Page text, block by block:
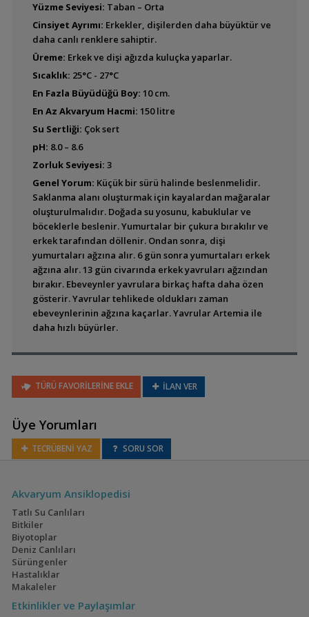
Cyprichromis zonatus
Paracyprichromis
Paracyprichromis
nigripinnis
(Nigripinnis)
Cyphotilapia frontosa
(Frontoza)
Eretmodus
Palyaçosu)
Yüzme Seviyesi: Taban – Orta
Cinsiyet Ayrımı: Erkekler, dişilerden daha büyüktür ve
daha canlı renklere sahiptir.
Üreme: Erkek ve dişi ağızda kuluçka yaparlar.
Sıcaklık: 25°C - 27°C
En Fazla Büyüdüğü Boy: 10 cm.
En Az Akvaryum Hacmi: 150 litre
Su Sertliği: Çok sert
pH: 8.0 – 8.6
Zorluk Seviyesi: 3
Genel Yorum: Küçük bir sürü halinde beslenmelidir.
Saklanma alanı oluşturmak için kayalardan mağaralar
oluşturulmalıdır. Doğada su yosunu, kabuklular ve
böceklerle beslenir. Yumurtalar bir çukura bırakılır ve
erkek tarafından döllenir. Ondan sonra, dişi
yumurtaları ağzına alır. 6 gün sonra yumurtaları erkek
ağzına alır. 13 gün civarında erkek yavruları ağzından
bırakır. Ebeveynler yavrulara birkaç hafta daha özen
gösterir. Yavrular tehlikede oldukları zaman
ebeveynlerinin ağzına kaçarlar. Yavrular Artemia ile
daha hızlı büyürler.
TÜRÜ FAVORİLERİNE EKLE İLAN VER
Üye Yorumları
TECRÜBENİ YAZ SORU SOR
Akvaryum Ansiklopedisi
Tatlı Su Canlıları
Bitkiler
Biyotoplar
Deniz Canlıları
Sürüngenler
Hastalıklar
Makaleler
Etkinlikler ve Paylaşımlar